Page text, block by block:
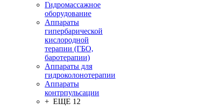
Гидромассажное
оборудование
Аппараты
гипербарической
кислородной
терапии (ГБО,
баротерапии)
Аппараты для
гидроколонотерапии
Аппараты
контрпульсации
+ ЕЩЕ 12